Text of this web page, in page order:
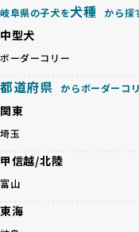
徹底した透明性こそが
す。
量販売、負担の大きい
題に真摯に向き合って
を促進することで、無
る社会の実現を目指し
さらに、売上の一部を
人へ寄付しています。
の取り組みが不十分で
BreederFamiliesはそ
ます。この活動により
接の引き渡しを基本と
一方で、営利優先ブリ
ットショップやオー
を軽視しがちです。
「ペットショップ等を
近年、「小さくて可愛
徴が人気を集め、高値
くありません。極小サ
く、レアカラーには遺
営利優先ブリーダーは
岐阜県の子犬を犬種 から探
中型犬
ボーダーコリー
都道府県 からボーダーコ
関東
埼玉
甲信越/北陸
富山
東海